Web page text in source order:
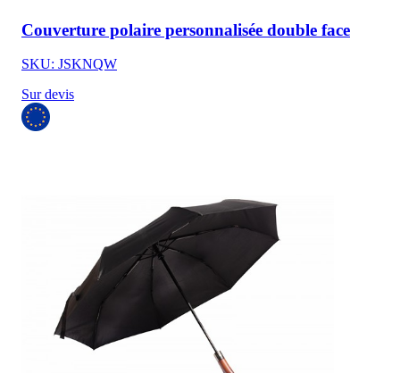
Couverture polaire personnalisée double face
SKU: JSKNQW
Sur devis